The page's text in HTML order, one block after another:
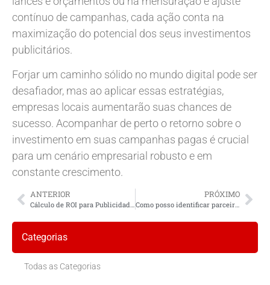
contínuo de campanhas, cada ação conta na
maximização do potencial dos seus investimentos
publicitários.
Forjar um caminho sólido no mundo digital pode ser
desafiador, mas ao aplicar essas estratégias,
empresas locais aumentarão suas chances de
sucesso. Acompanhar de perto o retorno sobre o
investimento em suas campanhas pagas é crucial
para um cenário empresarial robusto e em
constante crescimento.
ANTERIOR
Cálculo de ROI para Publicidade Paga em Negócios Locais
PRÓXIMO
Como posso identificar parceiros locais potenciais para o meu negócio?
Categorias
Todas as Categorias